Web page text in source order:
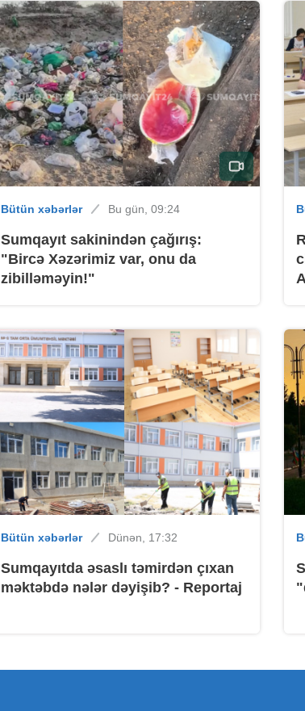
Bütün xəbərlər Bu gün, 09:24
Sumqayıt sakinindən çağırış:
"Bircə Xəzərimiz var, onu da
zibilləməyin!"
Bütün xəbərlər Dünən, 17:32
Sumqayıtda əsaslı təmirdən çıxan
məktəbdə nələr dəyişib? - Reportaj